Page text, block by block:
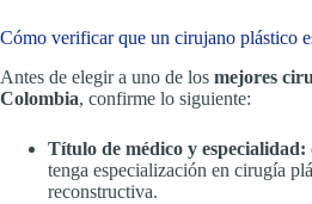
Cómo verificar que un cirujano plástico
Antes de elegir a uno de los mejores
Colombia, confirme lo siguiente:
Título de médico y especialidad:
tenga especialización en cirugía
reconstructiva.